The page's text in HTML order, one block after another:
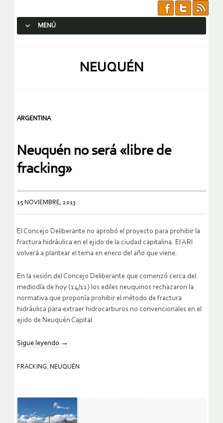
MENÚ
NEUQUÉN
ARGENTINA
Neuquén no será «libre de
fracking»
15 NOVIEMBRE, 2013
El Concejo Deliberante no aprobó el proyecto para prohibir la
fractura hidráulica en el ejido de la ciudad capitalina. El ARI
volverá a plantear el tema en enero del año que viene.
En la sesión del Concejo Deliberante que comenzó cerca del
mediodía de hoy (14/11) los ediles neuquinos rechazaron la
normativa que proponía prohibir el método de fractura
hidráulica para extraer hidrocarburos no convencionales en el
ejido de Neuquén Capital.
Sigue leyendo →
FRACKING, NEUQUÉN